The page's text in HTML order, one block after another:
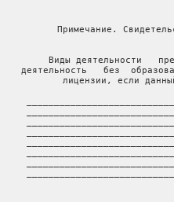
Примечание.
Виды деятельности
деятельность   без
лицензии, если